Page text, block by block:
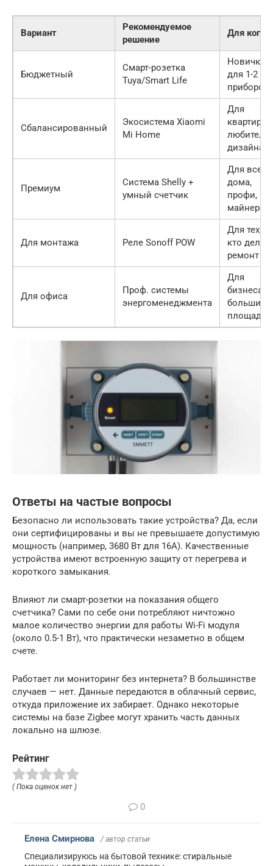
Вариант
Рекомендуемое
решение
Для кого
Бюджетный
Смарт-розетка
Tuya/Smart Life
Новичкам,
для 1-2
приборов
Сбалансированный
Экосистема Xiaomi
Mi Home
Для
квартиры,
дизайна
Премиум
Система Shelly +
умный счетчик
Для всего
дома,
профи,
майнеров
Для монтажа Реле Sonoff POW
Для тех,
кто
ремонт
Для офиса
Проф. системы
энергоменеджмента
Для
бизнеса и
больших
площадей
Ответы на частые вопросы
Безопасно ли использовать такие устройства? Да, если
они сертифицированы и вы не превышаете допустимую
мощность (например, 3680 Вт для 16А). Качественные
устройства имеют встроенную защиту от перегрева и
короткого замыкания.
Влияют ли смарт-розетки на показания общего
счетчика? Сами по себе они потребляют ничтожно
малое количество энергии для работы Wi-Fi модуля
(около 0.5-1 Вт), что практически незаметно в общем
счете.
Работает ли мониторинг без интернета? В большинстве
случаев — нет. Данные передаются в облачный сервис,
откуда приложение их забирает. Однако некоторые
системы на базе Zigbee могут хранить часть данных
локально на шлюзе.
Рейтинг
( Пока оценок нет )
0
Елена Смирнова / автор статьи
Специализируюсь на бытовой технике: стиральные